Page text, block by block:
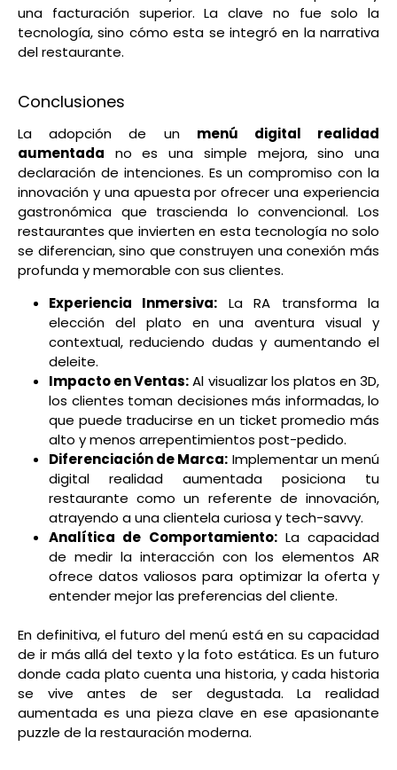
una facturación superior. La clave no fue solo la
tecnología, sino cómo esta se integró en la narrativa
del restaurante.
Conclusiones
La adopción de un menú digital realidad
aumentada no es una simple mejora, sino una
declaración de intenciones. Es un compromiso con la
innovación y una apuesta por ofrecer una experiencia
gastronómica que trascienda lo convencional. Los
restaurantes que invierten en esta tecnología no solo
se diferencian, sino que construyen una conexión más
profunda y memorable con sus clientes.
Experiencia Inmersiva: La RA transforma la
elección del plato en una aventura visual y
contextual, reduciendo dudas y aumentando el
deleite.
Impacto en Ventas:Al visualizar los platos en 3D,
los clientes toman decisiones más informadas, lo
que puede traducirse en un ticket promedio más
alto y menos arrepentimientos post-pedido.
Diferenciación de Marca: Implementar un menú
digital realidad aumentada posiciona tu
restaurante como un referente de innovación,
atrayendo a una clientela curiosa y tech-savvy.
Analítica de Comportamiento:La capacidad
de medir la interacción con los elementos AR
ofrece datos valiosos para optimizar la oferta y
entender mejor las preferencias del cliente.
En definitiva, el futuro del menú está en su capacidad
de ir más allá del texto y la foto estática. Es un futuro
donde cada plato cuenta una historia, y cada historia
se vive antes de ser degustada. La realidad
aumentada es una pieza clave en ese apasionante
puzzle de la restauración moderna.